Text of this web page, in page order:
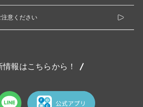
意ください
情報はこちらから！